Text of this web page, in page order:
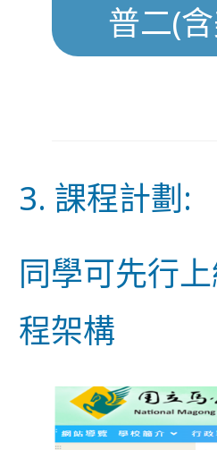
普二(
3. 課程計劃:
同學可先行
程架構